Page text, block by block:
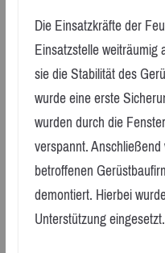
Die Einsatzkräfte der
Einsatzstelle
sie die Stabilität des
wurde eine erste
wurden durch die
verspannt.
betroffenen
demontiert. Hierbei
Unterstützung eingesetzt.